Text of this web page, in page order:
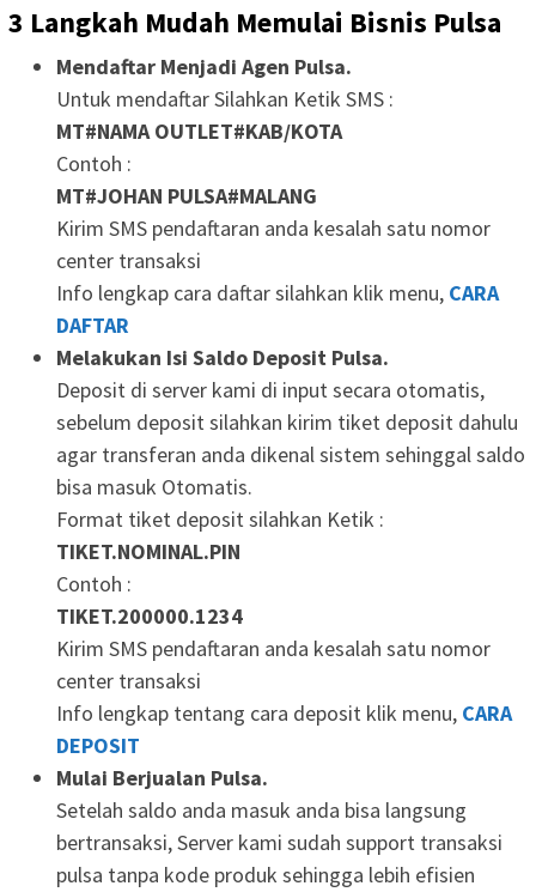
3 Langkah Mudah Memulai Bisnis Pulsa
Mendaftar Menjadi Agen Pulsa.
Untuk mendaftar Silahkan Ketik SMS :
MT#NAMA OUTLET#KAB/KOTA
Contoh :
MT#JOHAN PULSA#MALANG
Kirim SMS pendaftaran anda kesalah satu nomor
center transaksi
Info lengkap cara daftar silahkan klik menu, CARA
DAFTAR
Melakukan Isi Saldo Deposit Pulsa.
Deposit di server kami di input secara otomatis,
sebelum deposit silahkan kirim tiket deposit dahulu
agar transferan anda dikenal sistem sehinggal saldo
bisa masuk Otomatis.
Format tiket deposit silahkan Ketik :
TIKET.NOMINAL.PIN
Contoh :
TIKET.200000.1234
Kirim SMS pendaftaran anda kesalah satu nomor
center transaksi
Info lengkap tentang cara deposit klik menu, CARA
DEPOSIT
Mulai Berjualan Pulsa.
Setelah saldo anda masuk anda bisa langsung
bertransaksi, Server kami sudah support transaksi
pulsa tanpa kode produk sehingga lebih efisien